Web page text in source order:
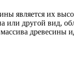
является их
или другой вид,
древесины